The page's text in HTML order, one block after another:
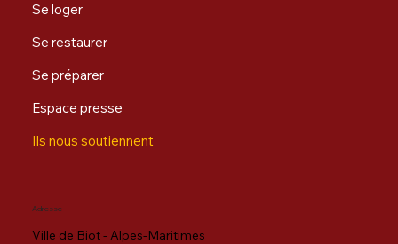
Se loger
Se restaurer
Se préparer
Espace presse
Ils nous soutiennent
Adresse
Ville de Biot - Alpes-Maritimes